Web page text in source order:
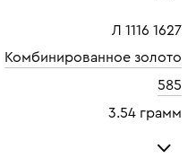
Л 1116 1627
Комбинированное золото
585
3.54 грамм